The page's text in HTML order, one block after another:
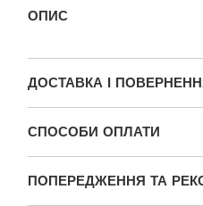
ОПИС
ДОСТАВКА І
СПОСОБИ ОПЛАТИ
ПОПЕРЕДЖЕННЯ ТА